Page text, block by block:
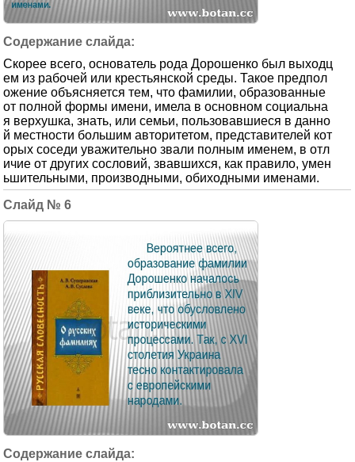
Скорее всего, основатель рода Дорошенко был выходц
ем из рабочей или крестьянской среды. Такое предпол
ожение объясняется тем, что фамилии, образованные
от полной формы имени, имела в основном социальна
я верхушка, знать, или семьи, пользовавшиеся в данно
й местности большим авторитетом, представителей кот
орых соседи уважительно звали полным именем, в отл
ичие от других сословий, звавшихся, как правило, умен
ьшительными, производными, обиходными именами.
6